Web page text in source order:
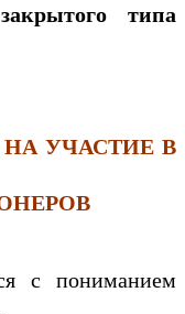
типа
УЧАСТИЕ В
с пониманием